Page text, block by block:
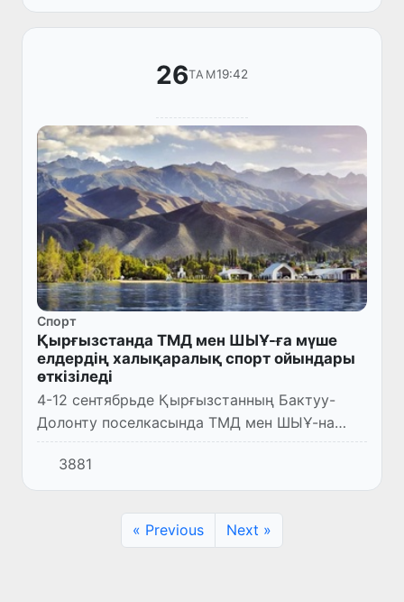
26ТАМ19:42
Спорт
Қырғызстанда ТМД мен ШЫҰ-ға мүше
елдердің халықаралық спорт ойындары
өткізіледі
4-12 сентябрьде Қырғызстанның Бактуу-
Долонту поселкасында ТМД мен ШЫҰ-на
мүше мемлекеттердің халықаралық спорт
ойындары өткізіледі. Ыстықкөлдің
жағалауында ТМД мемлекеттері, Қытай,...
3881
« Previous Next »